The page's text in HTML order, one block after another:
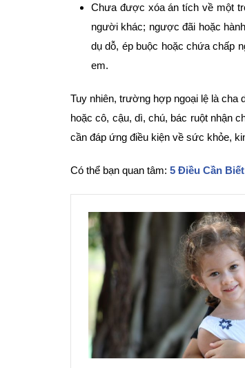
Chưa được xóa án tích về một
người khác; ngược đãi hoặc
dụ dỗ, ép buộc hoặc chứa chấp
em.
Tuy nhiên, trường hợp ngoại lệ là cha
hoặc cô, cậu, dì, chú, bác ruột nhận
cần đáp ứng điều kiện về sức khỏe,
Có thể bạn quan tâm: 5 Điều Cần